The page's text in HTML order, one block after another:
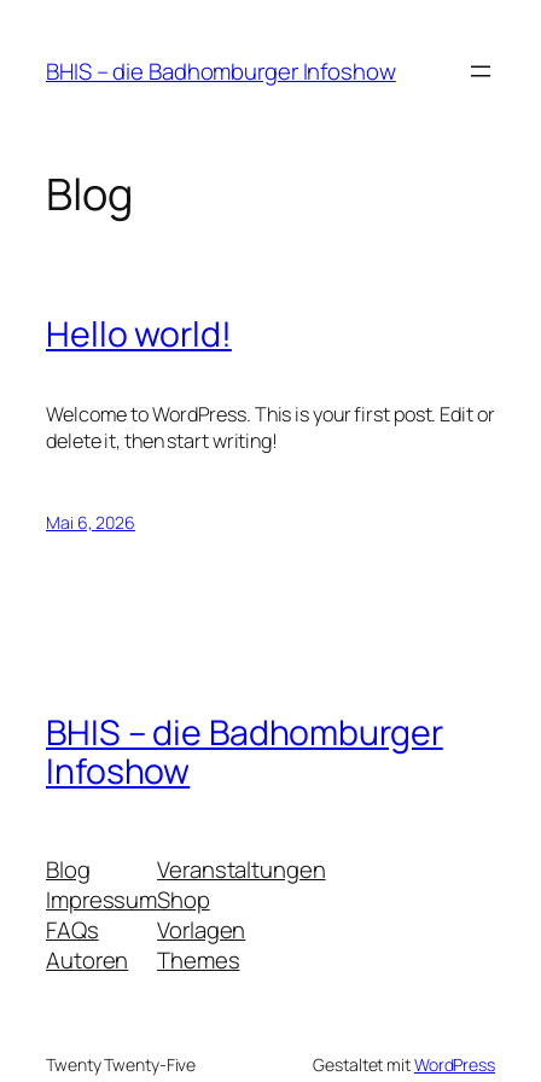
springen
BHIS – die Badhomburger Infoshow
Blog
Hello world!
Welcome to WordPress. This is your first post. Edit or
delete it, then start writing!
Mai 6, 2026
BHIS – die Badhomburger
Infoshow
Blog
Impressum
FAQs
Autoren
Veranstaltungen
Shop
Vorlagen
Themes
Twenty Twenty-Five Gestaltet mitWordPress